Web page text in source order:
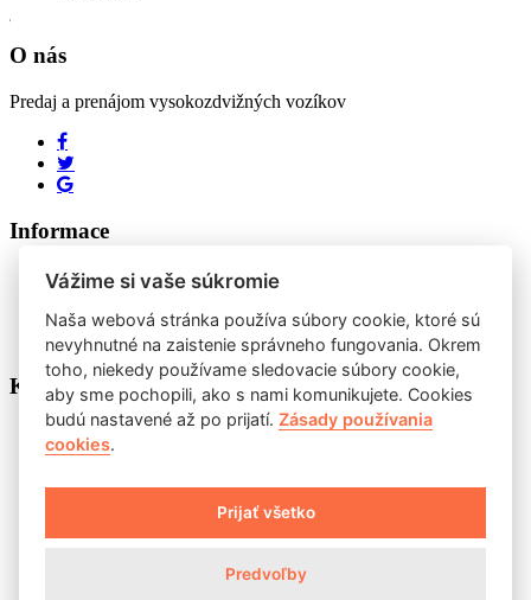
O nás
Predaj a prenájom vysokozdvižných vozíkov
Informace
Mapa webu
O cookies
Hledat
Kontakt
HMT s. r. o. ,Tolstého 5 811 06 Bratislava
+421 907 800544
Vážime si vaše súkromie
Naša webová stránka používa súbory cookie, ktoré sú
nevyhnutné na zaistenie správneho fungovania. Okrem
toho, niekedy používame sledovacie súbory cookie,
aby sme pochopili, ako s nami komunikujete. Cookies
budú nastavené až po prijatí.Zásady používania
cookies.
Prijať všetko
Predvoľby